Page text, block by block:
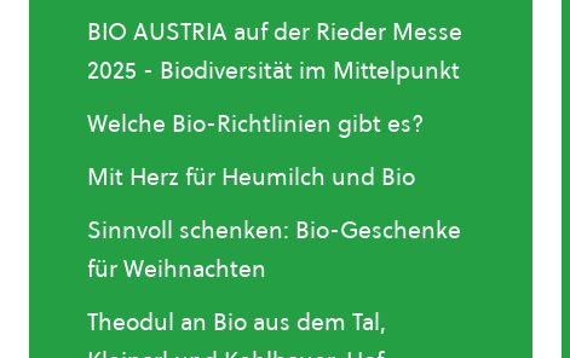
BIO AUSTRIA auf der Rieder Messe
2025 - Biodiversität im Mittelpunkt
Welche Bio-Richtlinien gibt es?
Mit Herz für Heumilch und Bio
Sinnvoll schenken: Bio-Geschenke
für Weihnachten
Theodul an Bio aus dem Tal,